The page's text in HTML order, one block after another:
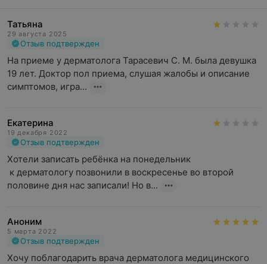
Татьяна
29 августа 2025
Отзыв подтвержден
На приеме у дерматолога Тарасевич С. М. была девушка
19 лет. Доктор пол приема, слушая жалобы и описание
симптомов, игра...
Екатерина
19 декабря 2022
Отзыв подтвержден
Хотели записать ребёнка на понедельник
половине дня нас записали! Но в...
Аноним
5 марта 2022
Отзыв подтвержден
Хочу поблагодарить врача дерматолога медицинского